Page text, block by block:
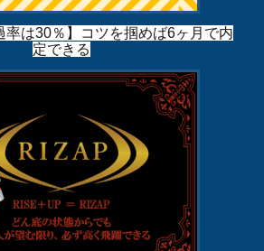
率は30％】コツを掴めば6ヶ月で内
定できる